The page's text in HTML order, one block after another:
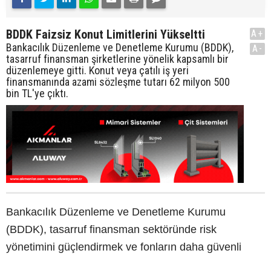
BDDK Faizsiz Konut Limitlerini Yükseltti
Bankacılık Düzenleme ve Denetleme Kurumu (BDDK),
tasarruf finansman şirketlerine yönelik kapsamlı bir
düzenlemeye gitti. Konut veya çatılı iş yeri
finansmanında azami sözleşme tutarı 62 milyon 500
bin TL'ye çıktı.
A+
A-
Bankacılık Düzenleme ve Denetleme Kurumu
(BDDK), tasarruf finansman sektöründe risk
yönetimini güçlendirmek ve fonların daha güvenli